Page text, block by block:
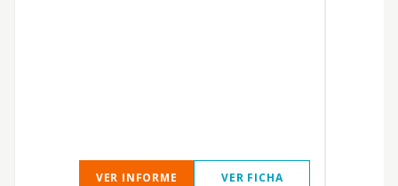
VER INFORME VER FICHA